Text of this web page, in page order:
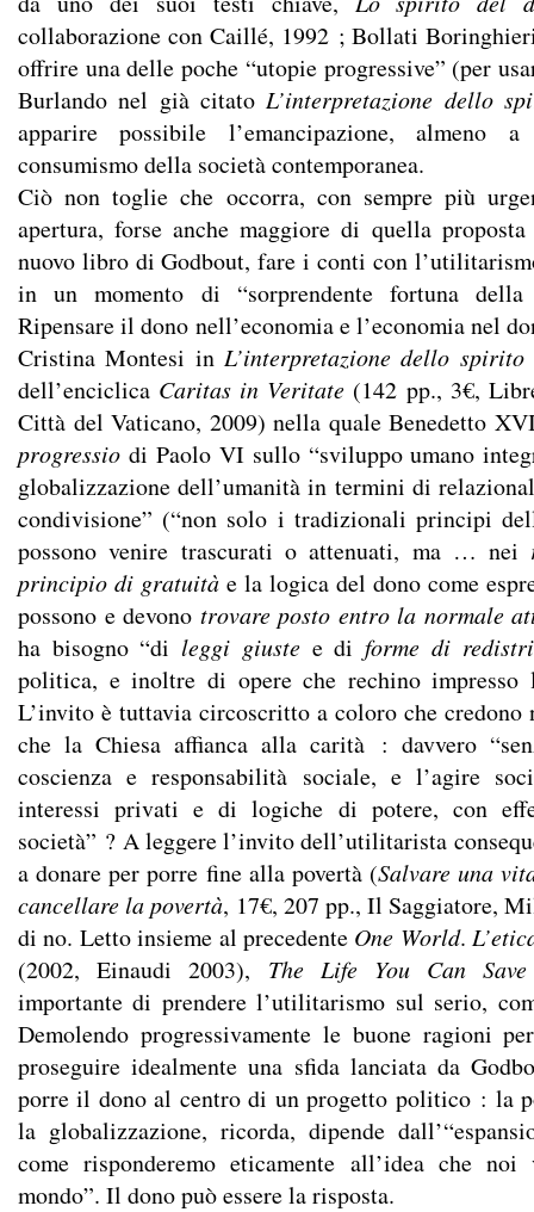
collaborazione con Caillé, 1992 ; Bollati
offrire una delle poche “utopie progressive” (per
Burlando nel già citatoL’interpretazione dello
apparire possibile l’emancipazione, almeno
consumismo della società contemporanea.
Ciò non toglie che occorra, con sempre più
apertura, forse anche maggiore di quella
nuovo libro di Godbout, fare i conti con
in un momento di “sorprendente fortuna
Ripensare il dono nell’economia e l’economia nel
Cristina Montesi inL’interpretazione dello
dell’enciclica Caritas in Veritate (142 pp., 3€,
Città del Vaticano, 2009) nella quale Benedetto
progressio di Paolo VI sullo “sviluppo umano
globalizzazione dell’umanità in termini di
condivisione” (“non solo i tradizionali principi
possono venire trascurati o attenuati, ma … nei
principio di gratuità e la logica del dono come
possono e devono trovare posto entro la normale
ha bisogno “dileggi giustee diforme di
politica, e inoltre di opere che rechino
L’invito è tuttavia circoscritto a coloro che credono
che la Chiesa affianca alla carità : davvero
coscienza e responsabilità sociale, e l’agire
interessi privati e di logiche di potere, con
società” ? A leggere l’invito dell’utilitarista
a donare per porre fine alla povertà (Salvare una
cancellare la povertà, 17€, 207 pp., Il Saggiatore,
di no. Letto insieme al precedente One World.
(2002, Einaudi 2003), The Life You Can Save
importante di prendere l’utilitarismo sul serio,
Demolendo progressivamente le buone ragioni
proseguire idealmente una sfida lanciata da
porre il dono al centro di un progetto politico : la
la globalizzazione, ricorda, dipende
come risponderemo eticamente all’idea che
mondo”. Il dono può essere la risposta.